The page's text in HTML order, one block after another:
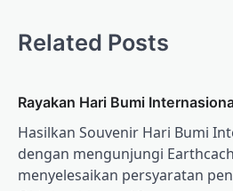
Related Posts
Rayakan Hari Bumi
Hasilkan Souvenir Hari Bumi
dengan mengunjungi
menyelesaikan persyaratan